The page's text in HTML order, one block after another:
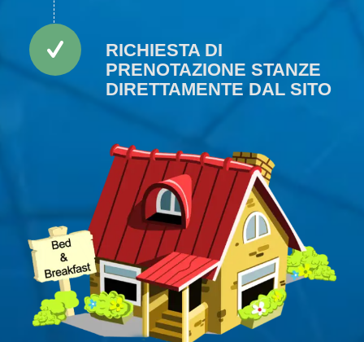
RICHIESTA DI
PRENOTAZIONE STANZE
DIRETTAMENTE DAL SITO